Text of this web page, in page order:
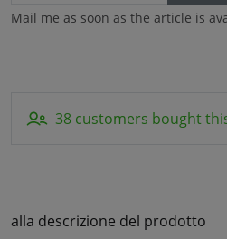
Mail me as soon as the article is
38 customers bought
alla descrizione del prodotto